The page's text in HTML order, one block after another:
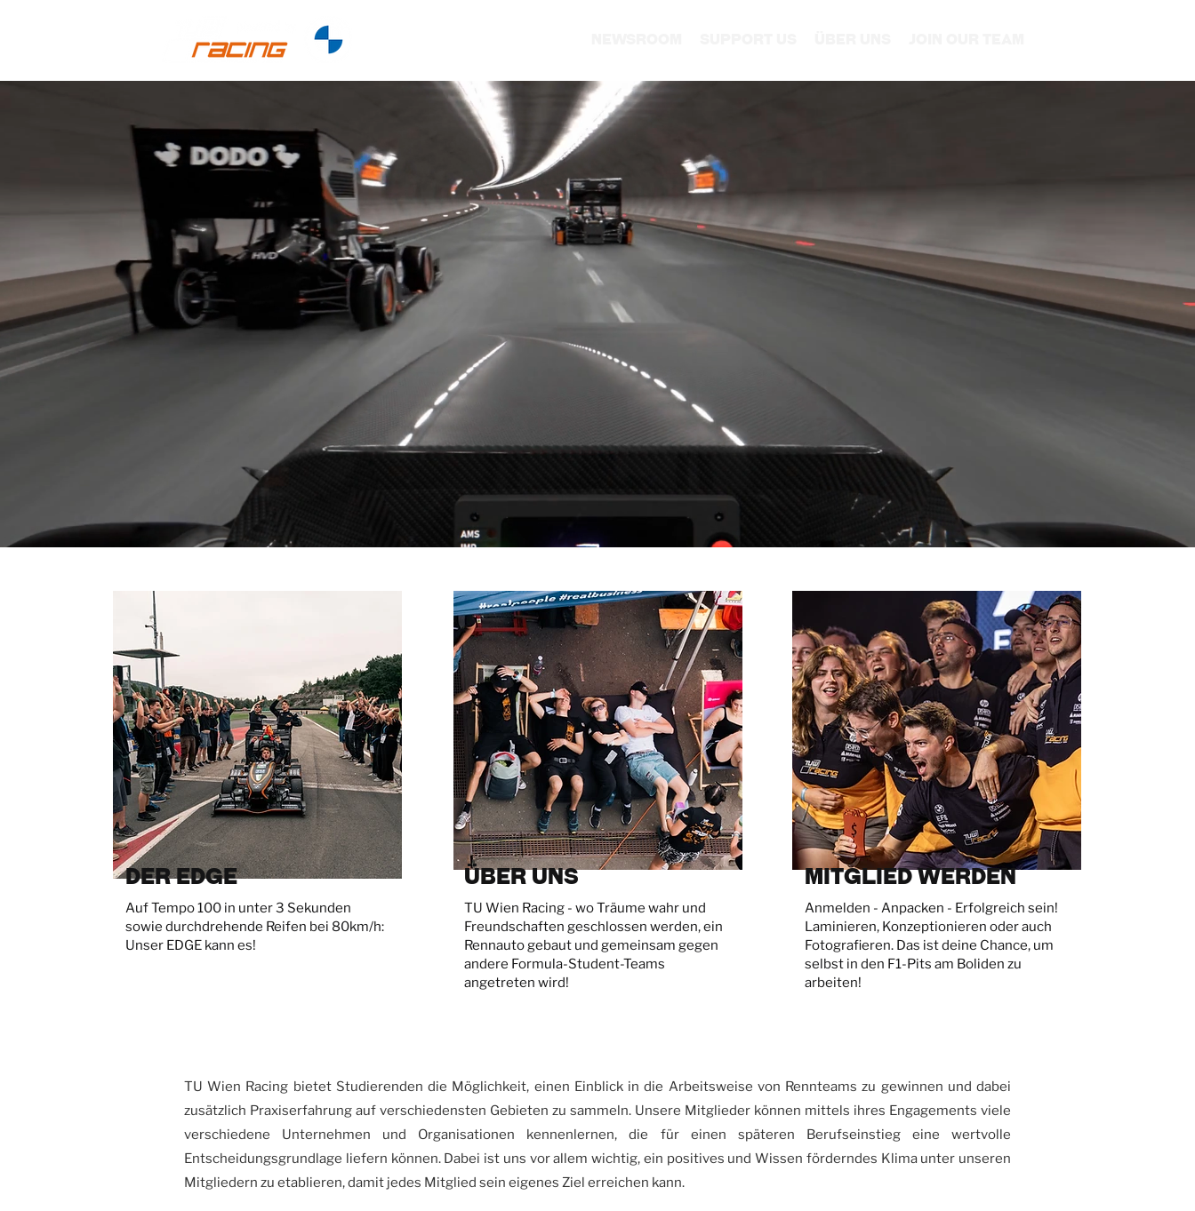
Der Edge
Auf Tempo 100 in unter 3 Sekunden
sowie durchdrehende Reifen bei 80km/h:
Unser EDGE kann es!
Über uns
TU Wien Racing - wo Träume wahr und
Freundschaften geschlossen werden, ein
Rennauto gebaut und gemeinsam gegen
andere Formula-Student-Teams
angetreten wird!
Mitglied werden
Anmelden - Anpacken - Erfolgreich sein!
Laminieren, Konzeptionieren oder auch
Fotografieren. Das ist deine Chance, um
selbst in den F1-Pits am Boliden zu
arbeiten!
TU Wien Racing bietet Studierenden die Möglichkeit, einen Einblick in die Arbeitsweise von Rennteams zu gewinnen und dabei
zusätzlich Praxiserfahrung auf verschiedensten Gebieten zu sammeln. Unsere Mitglieder können mittels ihres Engagements viele
verschiedene Unternehmen und Organisationen kennenlernen, die für einen späteren Berufseinstieg eine wertvolle
Entscheidungsgrundlage liefern können. Dabei ist uns vor allem wichtig, ein positives und Wissen förderndes Klima unter unseren
Mitgliedern zu etablieren, damit jedes Mitglied sein eigenes Ziel erreichen kann.